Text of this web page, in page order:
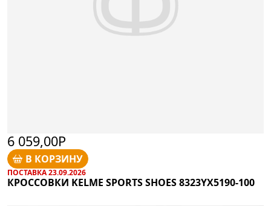
6 059,00Р
В КОРЗИНУ
ПОСТАВКА 23.09.2026
КРОССОВКИ KELME SPORTS SHOES 8323YX5190-100